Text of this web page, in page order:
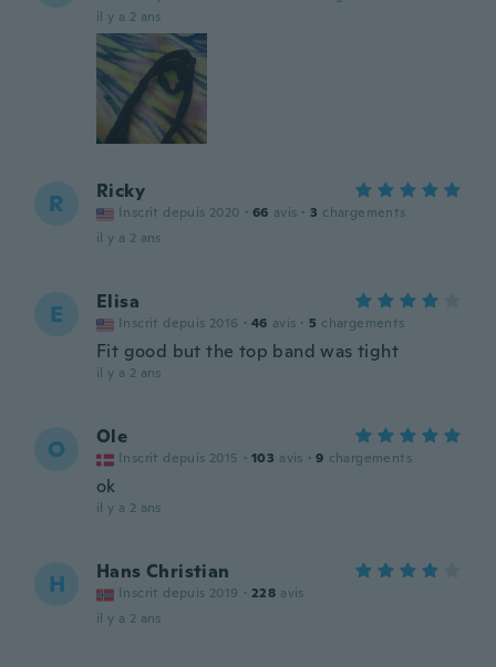
il y a 2 ans
R Ricky
Inscrit depuis 2020 · 66 avis · 3 chargements
il y a 2 ans
E Elisa
Inscrit depuis 2016 · 46 avis · 5 chargements
Fit good but the top band was tight
il y a 2 ans
O Ole
Inscrit depuis 2015 · 103 avis · 9 chargements
ok
il y a 2 ans
H Hans Christian
Inscrit depuis 2019 · 228 avis
il y a 2 ans